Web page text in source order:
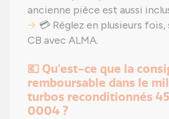
ancienne pièce est aussi
💳 Réglez en plusieurs
CB avec ALMA.
💶 Qu'est-ce que la
remboursable dans le
turbos reconditionnés
0004 ?